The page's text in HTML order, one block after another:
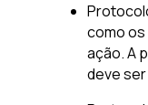
como
ação. A
deve ser